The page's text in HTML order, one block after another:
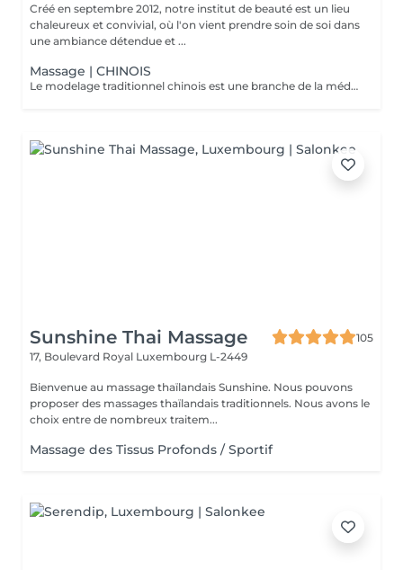
Créé en septembre 2012, notre institut de beauté est un lieu
chaleureux et convivial, où l'on vient prendre soin de soi dans
une ambiance détendue et ...
Massage | CHINOIS
Le modelage traditionnel chinois est une branche de la médecine traditionnelle chinoise, inspiré de l'acupuncture. Il est pratiqué en stimulant notamment les points d'acupuncture sur la totalité du corps, il vous procurera une sensation de bien-être en équilibrant les énergies et améliora les douleurs dorsales ainsi que l'évacuation du stress.
Sunshine Thai Massage
105
17, Boulevard Royal Luxembourg L-2449
Bienvenue au massage thaïlandais Sunshine. Nous pouvons
proposer des massages thaïlandais traditionnels. Nous avons le
choix entre de nombreux traitem...
Massage des Tissus Profonds / Sportif